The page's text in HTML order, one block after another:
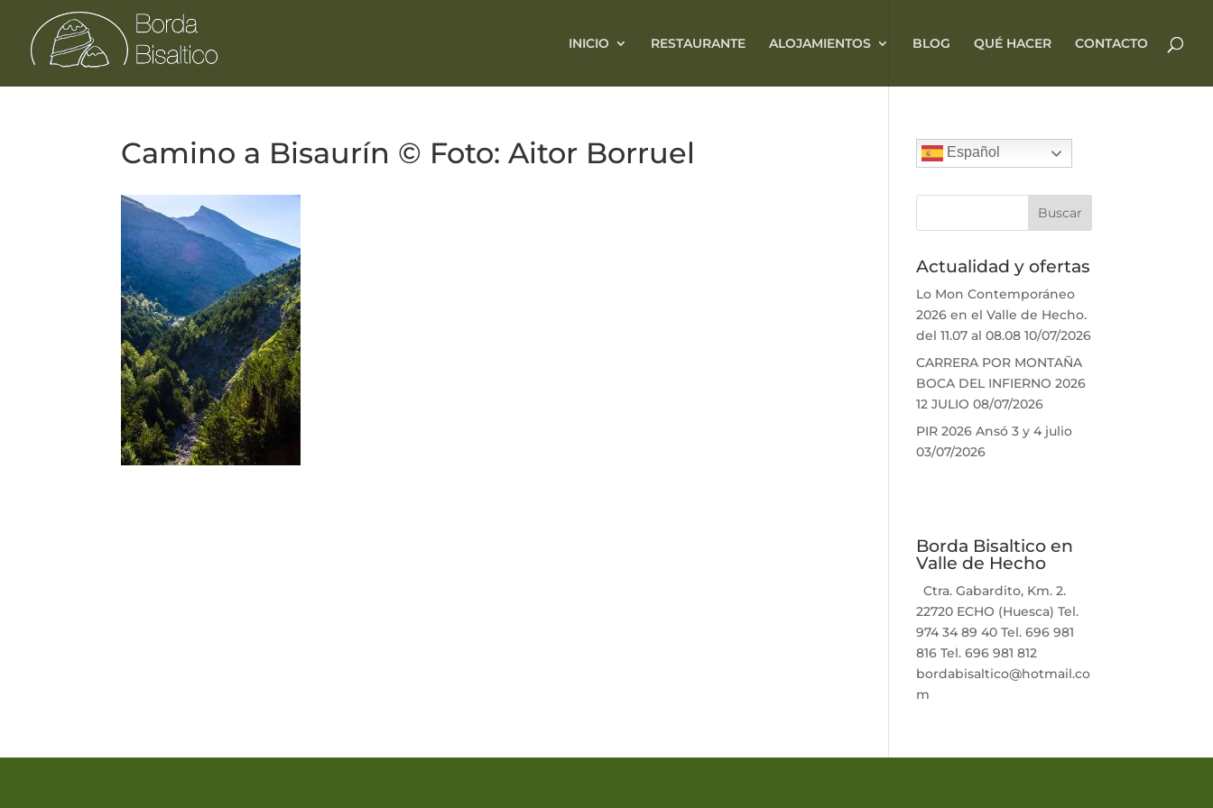
INICIO RESTAURANTE ALOJAMIENTOS BLOG QUÉ HACER CONTACTO
Camino a Bisaurín © Foto: Aitor Borruel Español
Actualidad y ofertas
Lo Mon Contemporáneo
2026 en el Valle de Hecho.
del 11.07 al 08.08 10/07/2026
CARRERA POR MONTAÑA
BOCA DEL INFIERNO 2026
12 JULIO 08/07/2026
PIR 2026 Ansó 3 y 4 julio
03/07/2026
Borda Bisaltico en
Valle de Hecho
Ctra. Gabardito, Km. 2.
22720 ECHO (Huesca) Tel.
974 34 89 40 Tel. 696 981
816 Tel. 696 981 812
bordabisaltico@hotmail.co
m